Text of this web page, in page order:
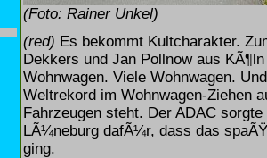
(Foto: Rainer Unkel)
(red) Es bekommt Kultcharakter.
Dekkers und Jan Pollnow aus
Wohnwagen. Viele Wohnwagen.
Weltrekord im Wohnwagen-Ziehen
Fahrzeugen steht. Der ADAC
LÃ¼neburg dafÃ¼r, dass das
ging.